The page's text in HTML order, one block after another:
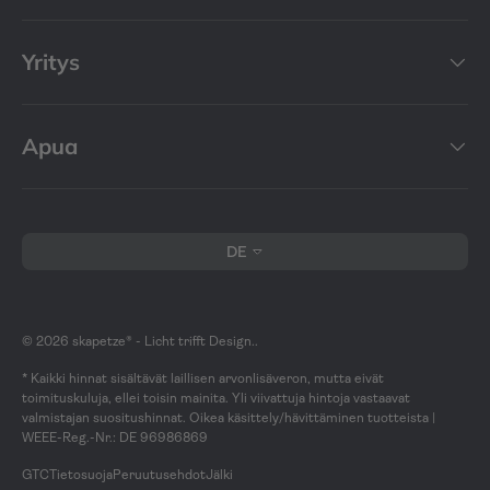
Muita kysymyksiä & Ehdotuksia
haluamastasi tuotteesta, toimituksesta (Saksan sisällä),
asennuksesta, laadusta, käyttöiästä, suojausluokasta tai
jostain muusta? Käytä usein kysytyt kysymykset -sivua
tai ota yhteyttä palvelutiimiimme sähköpostitse
osoitteeseen
Yritys
Apua
DE
© 2026 skapetze® - Licht trifft Design..
* Kaikki hinnat sisältävät laillisen arvonlisäveron, mutta eivät
toimituskuluja, ellei toisin mainita. Yli viivattuja hintoja vastaavat
valmistajan suositushinnat. Oikea käsittely/hävittäminen tuotteista |
WEEE-Reg.-Nr.: DE 96986869
GTCTietosuojaPeruutusehdotJälki